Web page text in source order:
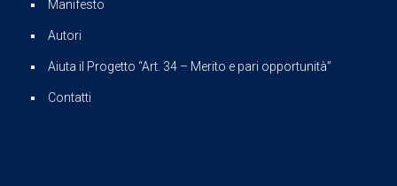
Manifesto
Autori
Aiuta il Progetto “Art. 34 – Merito e pari opportunità”
Contatti